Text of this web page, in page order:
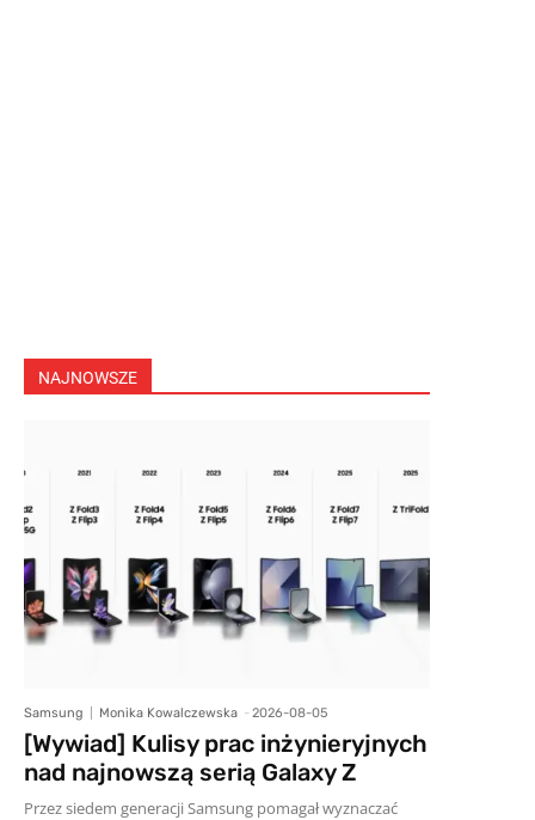
NAJNOWSZE
Samsung Monika Kowalczewska - 2026-08-05
[Wywiad] Kulisy prac inżynieryjnych
nad najnowszą serią Galaxy Z
Przez siedem generacji Samsung pomagał wyznaczać